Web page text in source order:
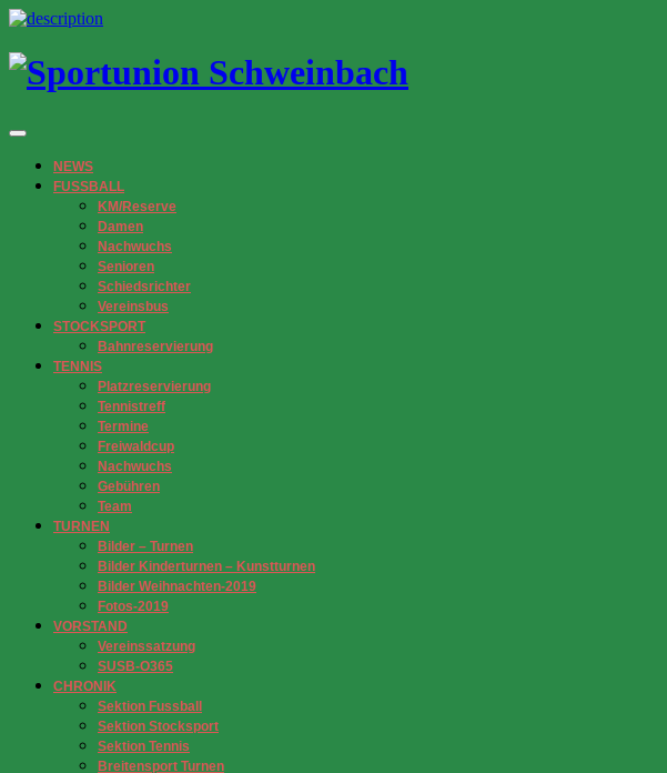
NEWS
FUSSBALL
KM/Reserve
Damen
Nachwuchs
Senioren
Schiedsrichter
Vereinsbus
STOCKSPORT
Bahnreservierung
TENNIS
Platzreservierung
Tennistreff
Termine
Freiwaldcup
Nachwuchs
Gebühren
Team
TURNEN
Bilder – Turnen
Bilder Kinderturnen – Kunstturnen
Bilder Weihnachten-2019
Fotos-2019
VORSTAND
Vereinssatzung
SUSB-O365
CHRONIK
Sektion Fussball
Sektion Stocksport
Sektion Tennis
Breitensport Turnen